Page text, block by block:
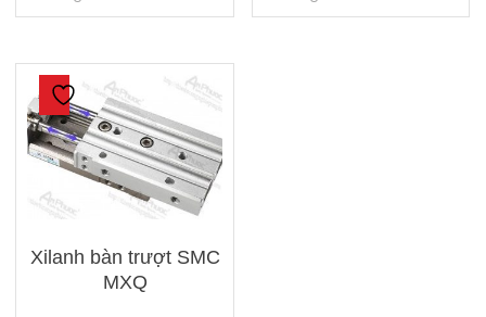
Xilanh bàn trượt SMC
MXQ